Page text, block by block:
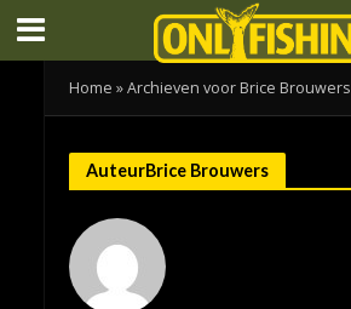
Home »Archieven voor Brice Brouwers
AuteurBrice Brouwers